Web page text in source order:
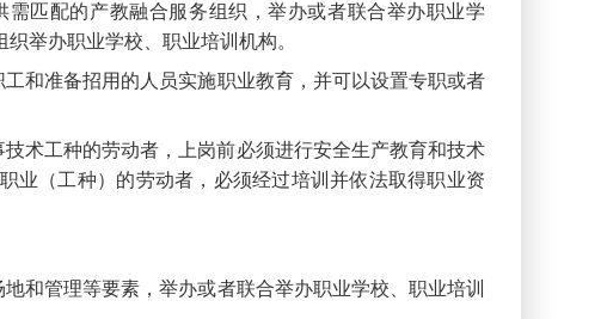
匹配的产教融合服务组织，举办或者联合举办职业学
举办职业学校、职业培训机构。
和准备招用的人员实施职业教育，并可以设置专职或者
术工种的劳动者，上岗前必须进行安全生产教育和技术
业（工种）的劳动者，必须经过培训并依法取得职业资
和管理等要素，举办或者联合举办职业学校、职业培训